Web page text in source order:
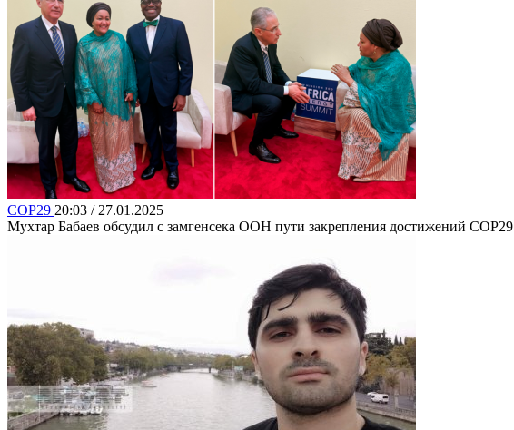
COP29 20:03 / 27.01.2025
Мухтар Бабаев обсудил с замгенсека ООН пути закрепления достижений COP29